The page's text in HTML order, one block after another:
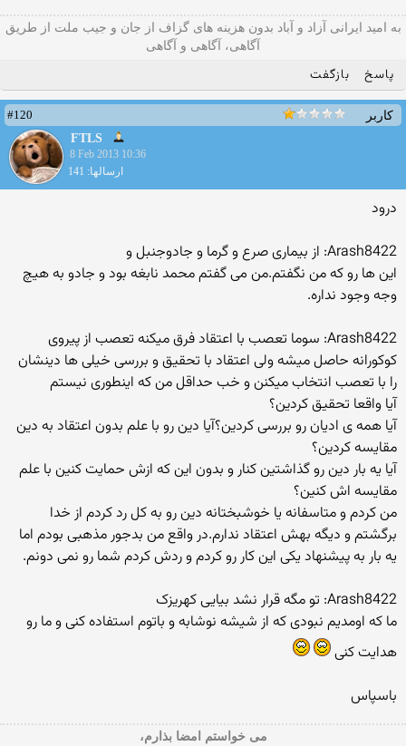
به امید ایرانی آزاد و آباد بدون هزینه های گزاف از جان و جیب ملت از طریق
آگاهی، آگاهی و آگاهی
پاسخ بازگفت
کاربر
#120
FTLS
8 Feb 2013 10:36
ارسالها: 141
درود
Arash8422: از بیماری صرع و گرما و جادوجنبل و
این ها رو که من نگفتم.من می گفتم محمد نابغه بود و جادو به هیچ
وجه وجود نداره.
Arash8422: سوما تعصب با اعتقاد فرق میکنه تعصب از پیروی
کوکورانه حاصل میشه ولی اعتقاد با تحقیق و بررسی خیلی ها دینشان
را با تعصب انتخاب میکنن و خب حداقل من که اینطوری نیستم
آیا واقعا تحقیق کردین؟
آیا همه ی ادیان رو بررسی کردین؟آیا دین رو با علم بدون اعتقاد به دین
مقایسه کردین؟
آیا یه بار دین رو گذاشتین کنار و بدون این که ازش حمایت کنین با علم
مقایسه اش کنین؟
من کردم و متاسفانه یا خوشبختانه دین رو به کل رد کردم از خدا
برگشتم و دیگه بهش اعتقاد ندارم.در واقع من بدجور مذهبی بودم اما
یه بار به پیشنهاد یکی این کار رو کردم و ردش کردم شما رو نمی دونم.
Arash8422: تو مگه قرار نشد بیایی کهریزک
ما که اومدیم نبودی که از شیشه نوشابه و باتوم استفاده کنی و ما رو
هدایت کنی
باسپاس
می خواستم امضا بذارم،